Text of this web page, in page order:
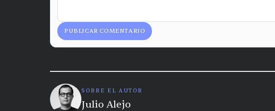
PUBLICAR COMENTARIO
SOBRE EL AUTOR
Julio Alejo